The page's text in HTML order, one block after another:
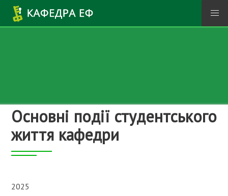
Перейти до основного вмісту
Основні події студентського
життя кафедри
2025